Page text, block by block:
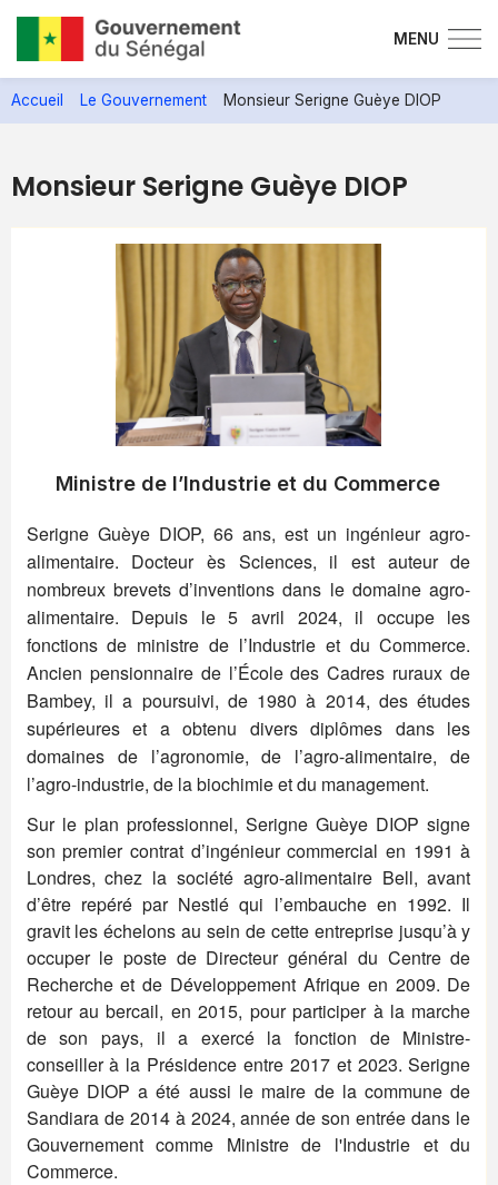
au
MENU
Accueil Le Gouvernement Monsieur Serigne Guèye DIOP
Monsieur Serigne Guèye DIOP
Ministre de l’Industrie et du Commerce
Serigne Guèye DIOP, 66 ans, est un ingénieur agro-
alimentaire. Docteur ès Sciences, il est auteur de
nombreux brevets d’inventions dans le domaine agro-
alimentaire. Depuis le 5 avril 2024, il occupe les
fonctions de ministre de l’Industrie et du Commerce.
Ancien pensionnaire de l’École des Cadres ruraux de
Bambey, il a poursuivi, de 1980 à 2014, des études
supérieures et a obtenu divers diplômes dans les
domaines de l’agronomie, de l’agro-alimentaire, de
l’agro-industrie, de la biochimie et du management.
Sur le plan professionnel, Serigne Guèye DIOP signe
son premier contrat d’ingénieur commercial en 1991 à
Londres, chez la société agro-alimentaire Bell, avant
d’être repéré par Nestlé qui l’embauche en 1992. Il
gravit les échelons au sein de cette entreprise jusqu’à y
occuper le poste de Directeur général du Centre de
Recherche et de Développement Afrique en 2009. De
retour au bercail, en 2015, pour participer à la marche
de son pays, il a exercé la fonction de Ministre-
conseiller à la Présidence entre 2017 et 2023. Serigne
Guèye DIOP a été aussi le maire de la commune de
Sandiara de 2014 à 2024, année de son entrée dans le
Gouvernement comme Ministre de l'Industrie et du
Commerce.